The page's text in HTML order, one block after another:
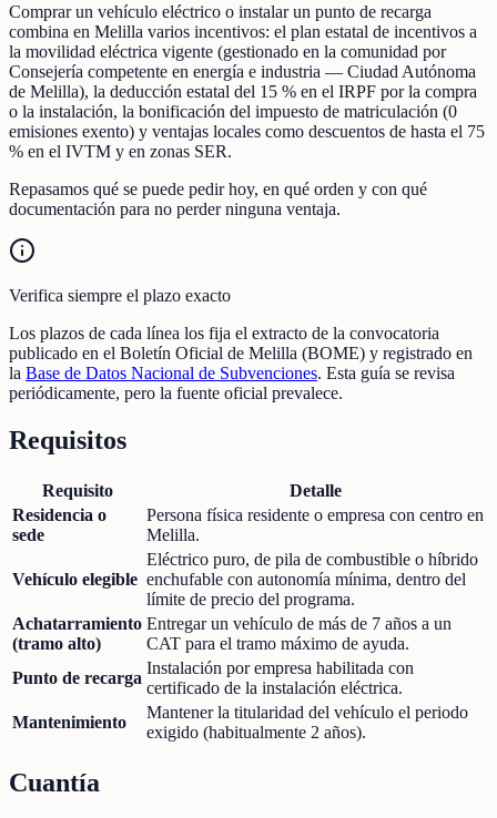
Comprar un vehículo eléctrico o instalar un punto de recarga
combina en Melilla varios incentivos: el plan estatal de incentivos a
la movilidad eléctrica vigente (gestionado en la comunidad por
Consejería competente en energía e industria — Ciudad Autónoma
de Melilla), la deducción estatal del 15 % en el IRPF por la compra
o la instalación, la bonificación del impuesto de matriculación (0
emisiones exento) y ventajas locales como descuentos de hasta el 75
% en el IVTM y en zonas SER.
Repasamos qué se puede pedir hoy, en qué orden y con qué
documentación para no perder ninguna ventaja.
Verifica siempre el plazo exacto
Los plazos de cada línea los fija el extracto de la convocatoria
publicado en el Boletín Oficial de Melilla (BOME) y registrado en
la Base de Datos Nacional de Subvenciones. Esta guía se revisa
periódicamente, pero la fuente oficial prevalece.
Requisitos
Requisito
Detalle
Residencia o
sede
Persona física residente o empresa con centro en
Melilla.
Vehículo elegible
Eléctrico puro, de pila de combustible o híbrido
enchufable con autonomía mínima, dentro del
límite de precio del programa.
Achatarramiento
(tramo alto)
Entregar un vehículo de más de 7 años a un
CAT para el tramo máximo de ayuda.
Punto de recarga
Instalación por empresa habilitada con
certificado de la instalación eléctrica.
Mantenimiento
Mantener la titularidad del vehículo el periodo
exigido (habitualmente 2 años).
Cuantía